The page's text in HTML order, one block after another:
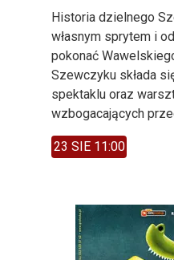
Historia dzielnego
własnym sprytem i
pokonać
Szewczyku składa
spektaklu oraz
wzbogacających
23 SIE 11:00